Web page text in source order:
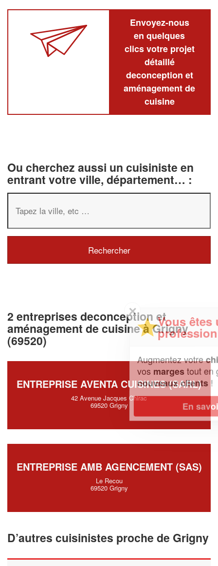
Envoyez-nous
en quelques
clics votre projet
détaillé
deconception et
aménagement de
cuisine
Ou cherchez aussi un cuisiniste en
entrant votre ville, département… :
2 entreprises deconception et
aménagement de cuisine à Grigny
(69520)
ENTREPRISE AVENTA CUISINES (SARL)
42 Avenue Jacques Chirac
69520 Grigny
ENTREPRISE AMB AGENCEMENT (SAS)
Le Recou
69520 Grigny
D’autres cuisinistes proche de Grigny
✕
Vous êtes un
professionnel ?
Augmentez votrechiffre d'affaireset
tout en gagnant de
nouveaux clients!
En savoir plus